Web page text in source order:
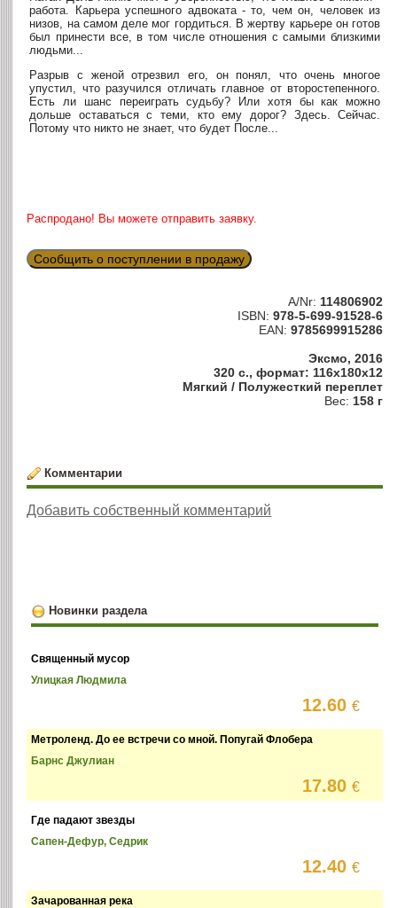
работа. Карьера успешного адвоката - то, чем он, человек из
низов, на самом деле мог гордиться. В жертву карьере он готов
был принести все, в том числе отношения с самыми близкими
людьми...
Разрыв с женой отрезвил его, он понял, что очень многое
упустил, что разучился отличать главное от второстепенного.
Есть ли шанс переиграть судьбу? Или хотя бы как можно
дольше оставаться с теми, кто ему дорог? Здесь. Сейчас.
Потому что никто не знает, что будет После...
Распродано! Вы можете отправить заявку.
Сообщить о поступлении в продажу
A/Nr: 114806902
ISBN: 978-5-699-91528-6
EAN: 9785699915286
Эксмо, 2016
320 с., формат: 116x180x12
Мягкий / Полужесткий переплет
Вес: 158 г
Комментарии
Добавить собственный комментарий
Новинки раздела
Священный мусор
Улицкая Людмила
12.60€
Метроленд. До ее встречи со мной. Попугай Флобера
Барнс Джулиан
17.80€
Где падают звезды
Сапен-Дефур, Седрик
12.40€
Зачарованная река